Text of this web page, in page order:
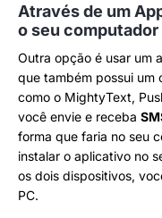
Através de um
o seu computador
Outra opção é usar um
que também possui
como o MightyText,
você envie e receba
forma que faria no seu
instalar o aplicativo no
os dois dispositivos,
PC.